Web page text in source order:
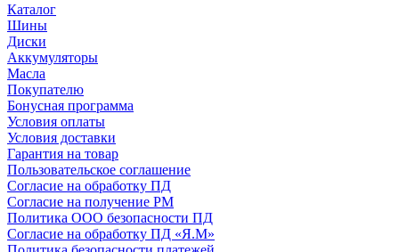
Каталог
Шины
Диски
Аккумуляторы
Масла
Покупателю
Бонусная программа
Условия оплаты
Условия доставки
Гарантия на товар
Пользовательское соглашение
Согласие на обработку ПД
Согласие на получение РМ
Политика ООО безопасности ПД
Согласие на обработку ПД «Я.М»